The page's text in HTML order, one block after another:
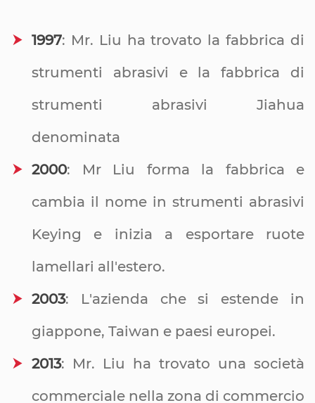
1997: Mr. Liu ha trovato la fabbrica di
strumenti abrasivi e la fabbrica di
strumenti abrasivi Jiahua
denominata
2000: Mr Liu forma la fabbrica e
cambia il nome in strumenti abrasivi
Keying e inizia a esportare ruote
lamellari all'estero.
2003: L'azienda che si estende in
giappone, Taiwan e paesi europei.
2013: Mr. Liu ha trovato una società
commerciale nella zona di commercio